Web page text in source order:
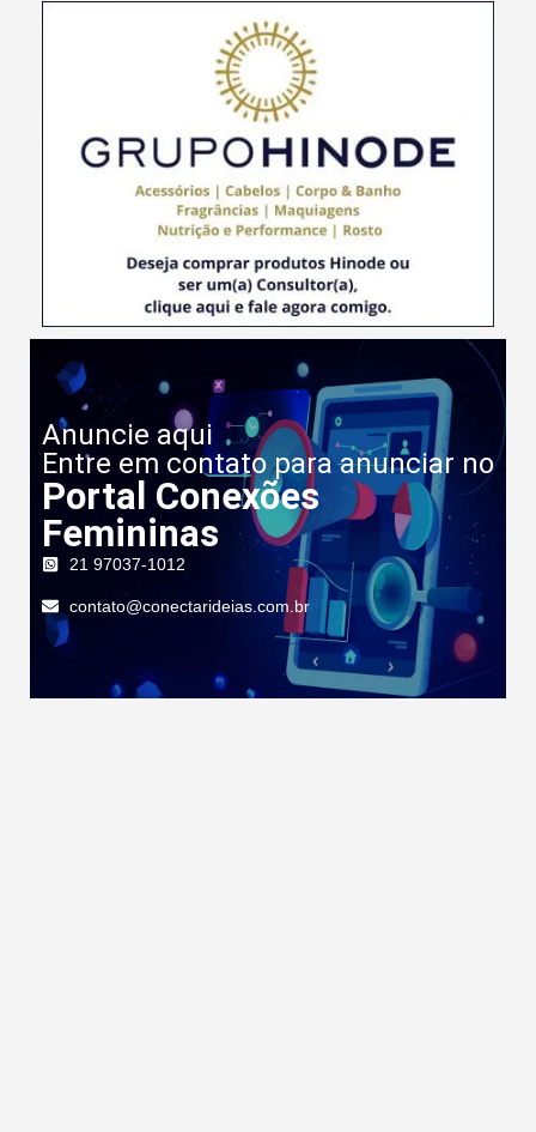
Anuncie aqui
Entre em contato para anunciar no
Portal Conexões
Femininas
21 97037-1012
contato@conectarideias.com.br